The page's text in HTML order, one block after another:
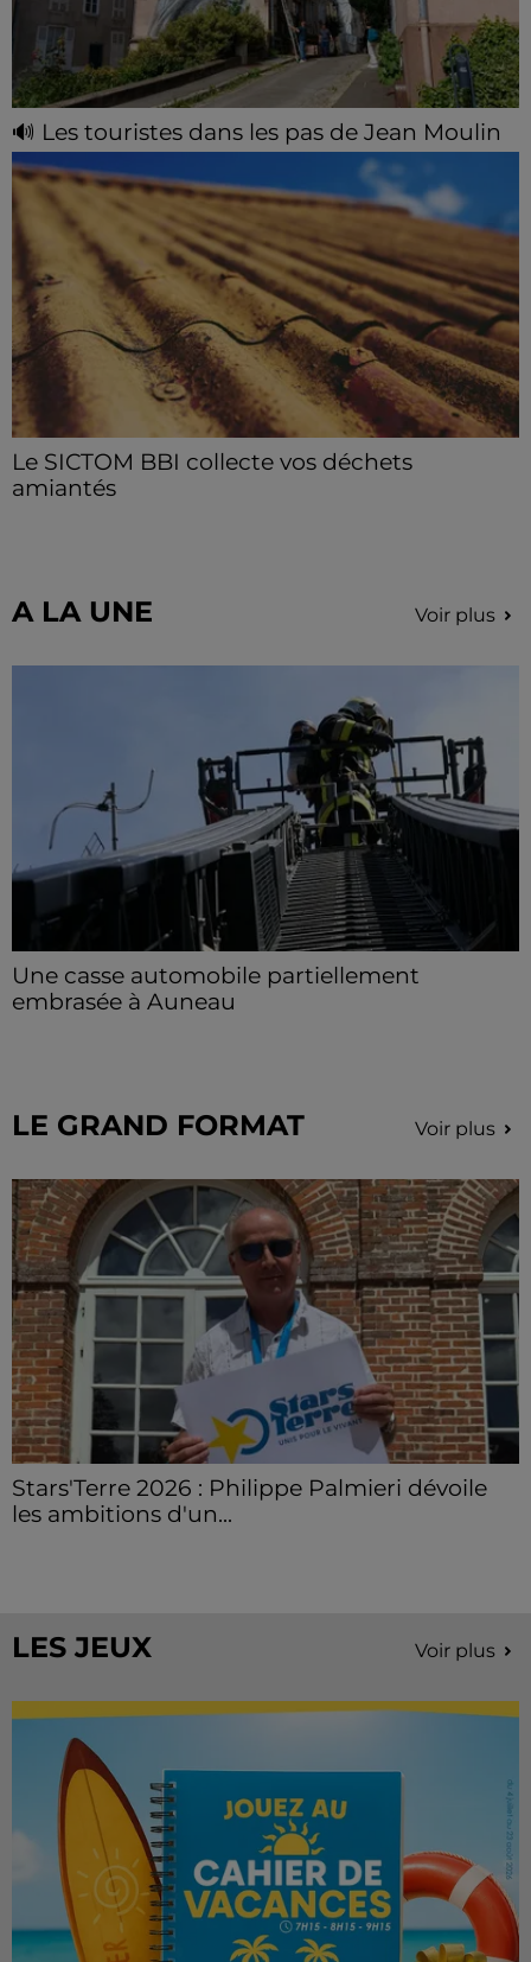
🔊 Les touristes dans les pas de Jean Moulin
Le « tourisme de mémoire » s'invite dans les sorties
estivales de Chartres Tourisme.
Le SICTOM BBI collecte vos déchets
amiantés
A LA UNE Voir plus
Une casse automobile partiellement
embrasée à Auneau
LE GRAND FORMAT Voir plus
Stars'Terre 2026 : Philippe Palmieri dévoile
les ambitions d'un...
LES JEUX Voir plus